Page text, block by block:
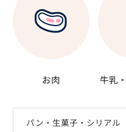
お肉 牛乳
パン・生菓子・シリアル